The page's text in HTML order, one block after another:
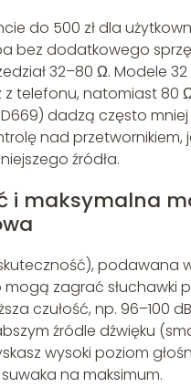
do 500 zł dla
bez dodatkowego
32–80 Ω. Modele
z telefonu, natomiast 80
dadzą często mniej
nad przetwornikiem,
źródła.
i maksymalna
podawana
mogą zagrać słuchawki
czułość, np. 96–100
źródle dźwięku
wysoki poziom
suwaka na maksimum.